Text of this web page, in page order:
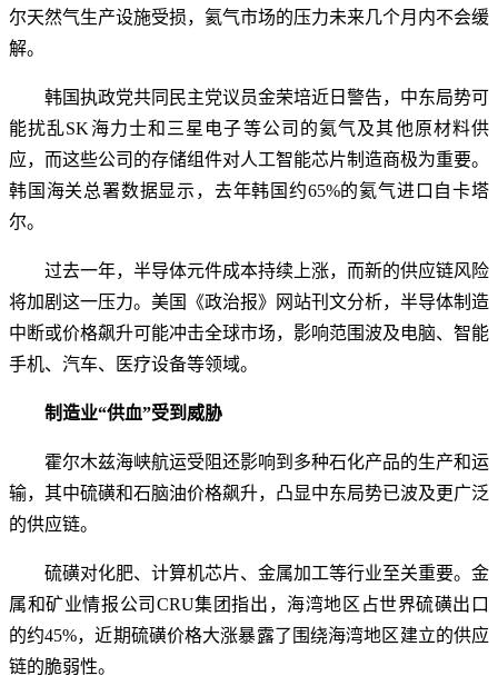
尔天然气生产设施受损，氦气市场的压力未来几个月内不会缓
解。
韩国执政党共同民主党议员金荣培近日警告，中东局势可
能扰乱SK海力士和三星电子等公司的氦气及其他原材料供
应，而这些公司的存储组件对人工智能芯片制造商极为重要。
韩国海关总署数据显示，去年韩国约65%的氦气进口自卡塔
尔。
过去一年，半导体元件成本持续上涨，而新的供应链风险
将加剧这一压力。美国《政治报》网站刊文分析，半导体制造
中断或价格飙升可能冲击全球市场，影响范围波及电脑、智能
手机、汽车、医疗设备等领域。
制造业“供血”受到威胁
霍尔木兹海峡航运受阻还影响到多种石化产品的生产和运
输，其中硫磺和石脑油价格飙升，凸显中东局势已波及更广泛
的供应链。
硫磺对化肥、计算机芯片、金属加工等行业至关重要。金
属和矿业情报公司CRU集团指出，海湾地区占世界硫磺出口
的约45%，近期硫磺价格大涨暴露了围绕海湾地区建立的供应
链的脆弱性。